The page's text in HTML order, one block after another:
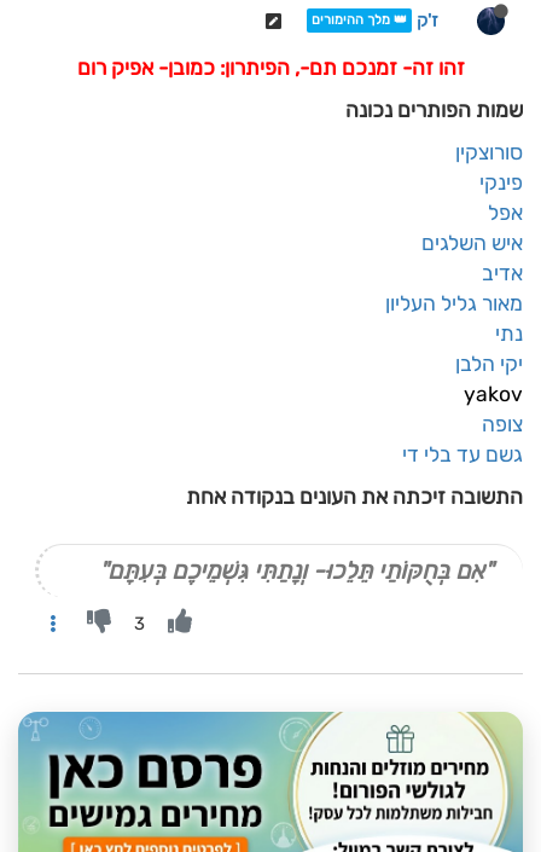
ז'ק 👑 מלך ההימורים
זהו זה- זמנכם תם-, הפיתרון: כמובן- אפיק רום
שמות הפותרים נכונה
סורוצקין
פינקי
אפל
איש השלגים
אדיב
מאור גליל העליון
נתי
יקי הלבן
yakov
צופה
גשם עד בלי די
התשובה זיכתה את העונים בנקודה אחת
"אִם בְּחֻקּוֹתַי תֵּלֵכוּ- וְנָתַתִּי גִּשְׁמֵיכֶם בְּעִתָּם"
3